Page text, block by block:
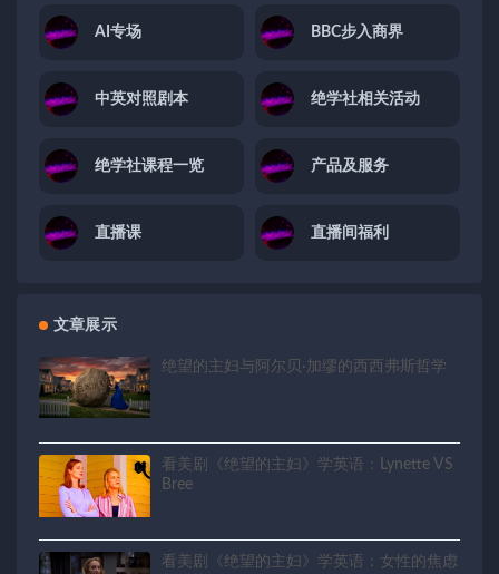
AI专场 BBC步入商界
中英对照剧本 绝学社相关活动
绝学社课程一览 产品及服务
直播课 直播间福利
文章展示
绝望的主妇与阿尔贝·加缪的西西弗斯哲学
看美剧《绝望的主妇》学英语：Lynette VS
Bree
看美剧《绝望的主妇》学英语：女性的焦虑